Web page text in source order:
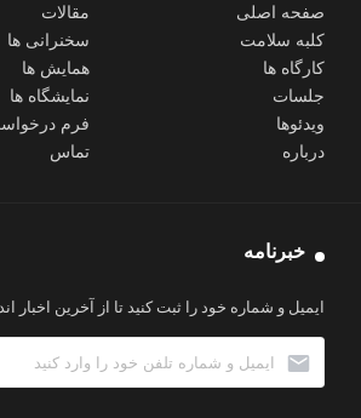
صفحه اصلی
مقالات
کلبه سلامت
سخنرانی ها
کارگاه ها
همایش ها
جلسات
نمایشگاه ها
ویدئوها
فرم
درباره
تماس
خبرنامه
ایمیل و شماره خود را ثبت کنید تا از آخرین اخبار